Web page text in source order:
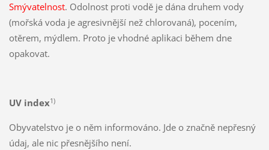
Smývatelnost. Odolnost proti vodě je dána druhem vody
(mořská voda je agresivnější než chlorovaná), pocením,
otěrem, mýdlem. Proto je vhodné aplikaci během dne
opakovat.
UV index1)
Obyvatelstvo je o něm informováno. Jde o značně nepřesný
údaj, ale nic přesnějšího není.